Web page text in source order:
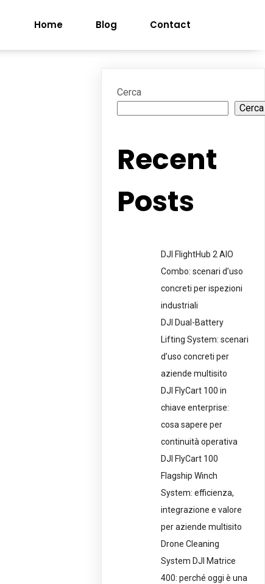
Home Blog Contact
Cerca
Cerca
Recent
Posts
DJI FlightHub 2 AIO
Combo: scenari d’uso
concreti per ispezioni
industriali
DJI Dual-Battery
Lifting System: scenari
d’uso concreti per
aziende multisito
DJI FlyCart 100 in
chiave enterprise:
cosa sapere per
continuità operativa
DJI FlyCart 100
Flagship Winch
System: efficienza,
integrazione e valore
per aziende multisito
Drone Cleaning
System DJI Matrice
400: perché oggi è una